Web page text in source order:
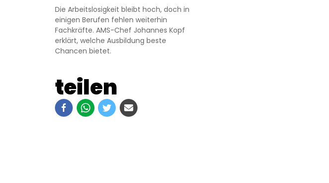
teilen
Die Arbeitslosigkeit bleibt hoch, doch in
einigen Berufen fehlen weiterhin
Fachkräfte. AMS-Chef Johannes Kopf
erklärt, welche Ausbildung beste
Chancen bietet.